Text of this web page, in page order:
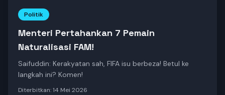
Politik
Menteri Pertahankan 7 Pemain
Naturalisasi FAM!
Saifuddin: Kerakyatan sah, FIFA isu berbeza! Betul ke
langkah ini? Komen!
Diterbitkan:14 Mei 2026